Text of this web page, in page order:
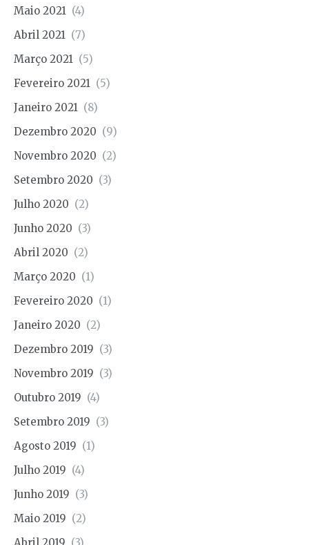
Maio 2021 (4)
Abril 2021 (7)
Março 2021 (5)
Fevereiro 2021 (5)
Janeiro 2021 (8)
Dezembro 2020 (9)
Novembro 2020 (2)
Setembro 2020 (3)
Julho 2020 (2)
Junho 2020 (3)
Abril 2020 (2)
Março 2020 (1)
Fevereiro 2020 (1)
Janeiro 2020 (2)
Dezembro 2019 (3)
Novembro 2019 (3)
Outubro 2019 (4)
Setembro 2019 (3)
Agosto 2019 (1)
Julho 2019 (4)
Junho 2019 (3)
Maio 2019 (2)